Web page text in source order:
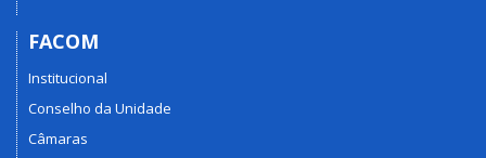
FACOM
Institucional
Conselho da Unidade
Câmaras